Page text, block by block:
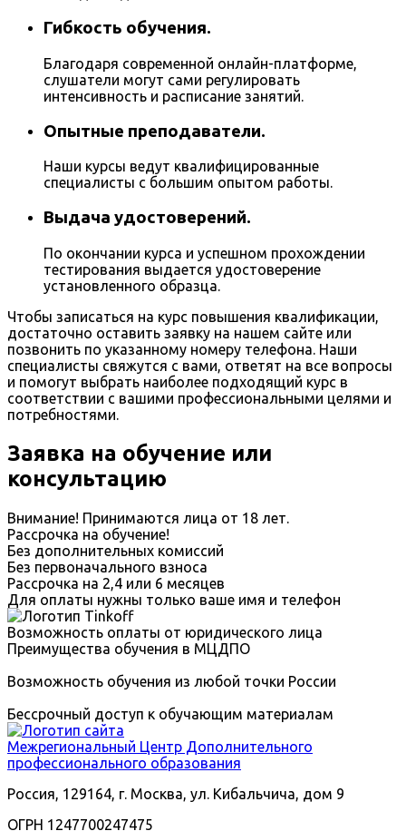
Гибкость обучения.
Благодаря современной онлайн-платформе,
слушатели могут сами регулировать
интенсивность и расписание занятий.
Опытные преподаватели.
Наши курсы ведут квалифицированные
специалисты с большим опытом работы.
Выдача удостоверений.
По окончании курса и успешном прохождении
тестирования выдается удостоверение
установленного образца.
Чтобы записаться на курс повышения квалификации,
достаточно оставить заявку на нашем сайте или
позвонить по указанному номеру телефона. Наши
специалисты свяжутся с вами, ответят на все вопросы
и помогут выбрать наиболее подходящий курс в
соответствии с вашими профессиональными целями и
потребностями.
Заявка на обучение или
консультацию
Внимание! Принимаются лица от 18 лет.
Рассрочка на обучение!
Без дополнительных комиссий
Без первоначального взноса
Рассрочка на 2,4 или 6 месяцев
Для оплаты нужны только ваше имя и телефон
Возможность оплаты от юридического лица
Преимущества обучения в МЦДПО
Возможность обучения из любой точки России
Бессрочный доступ к обучающим материалам
Межрегиональный Центр Дополнительного
профессионального образования
Россия, 129164, г. Москва, ул. Кибальчича, дом 9
ОГРН 1247700247475